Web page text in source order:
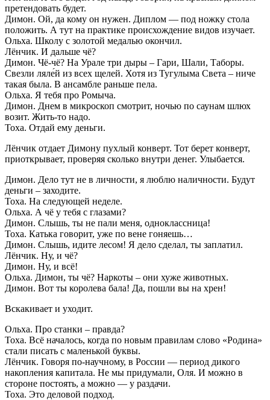
претендовать будет.
Димон. Ой, да кому он нужен. Диплом — под ножку стола
положить. А тут на практике происхождение видов изучает.
Ольха. Школу с золотой медалью окончил.
Лёнчик. И дальше чё?
Димон. Чё-чё? На Урале три дыры – Гари, Шали, Таборы.
Свезли ляле́й из всех щелей. Хотя из Тугулыма Света – ниче
такая была. В ансамбле раньше пела.
Ольха. Я тебя про Ромыча.
Димон. Днем в микроскоп смотрит, ночью по саунам шлюх
возит. Жить-то надо.
Тоха. Отдай ему деньги.
Лёнчик отдает Димону пухлый конверт. Тот берет конверт,
приоткрывает, проверяя сколько внутри денег. Улыбается.
Димон. Дело тут не в личности, я люблю наличности. Будут
деньги – заходите.
Тоха. На следующей неделе.
Ольха. А чё у тебя с глазами?
Димон. Слышь, ты не пали меня, одноклассница!
Тоха. Катька говорит, уже по вене гоняешь…
Димон. Слышь, идите лесом! Я дело сделал, ты заплатил.
Лёнчик. Ну, и чё?
Димон. Ну, и всё!
Ольха. Димон, ты чё? Наркоты – они хуже животных.
Димон. Вот ты королева бала! Да, пошли вы на хрен!
Вскакивает и уходит.
Ольха. Про станки – правда?
Тоха. Всё началось, когда по новым правилам слово «Родина»
стали писать с маленькой буквы.
Лёнчик. Говоря по-научному, в России — период дикого
накопления капитала. Не мы придумали, Оля. И можно в
стороне постоять, а можно — у раздачи.
Тоха. Это деловой подход.